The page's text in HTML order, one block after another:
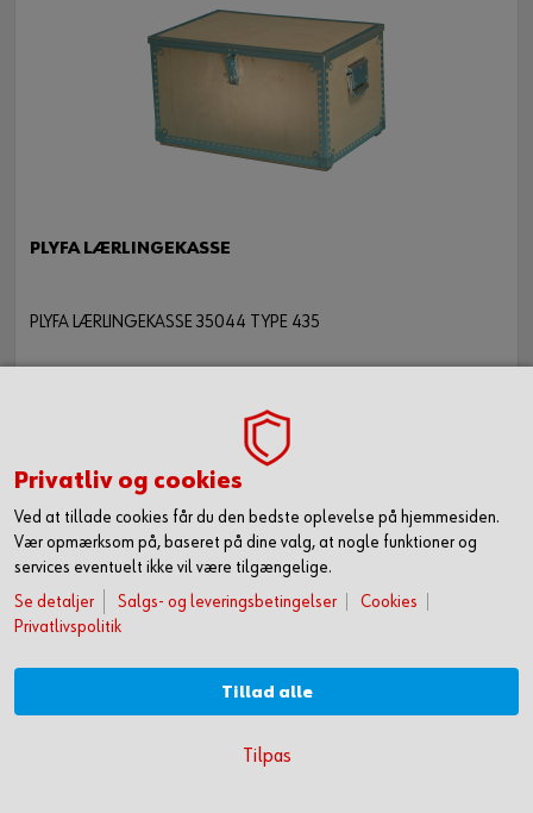
PLYFA LÆRLINGEKASSE
PLYFA LÆRLINGEKASSE 35044 TYPE 435
1 styk
Læg i kurv
Privatliv og cookies
Ved at tillade cookies får du den bedste oplevelse på hjemmesiden.
Vær opmærksom på, baseret på dine valg, at nogle funktioner og
services eventuelt ikke vil være tilgængelige.
Se detaljer
Salgs- og leveringsbetingelser
Cookies
Privatlivspolitik
Tillad alle
Tilpas
OPRET DIG OG FÅ ADGANG TIL 50.000 PRODUKTER >